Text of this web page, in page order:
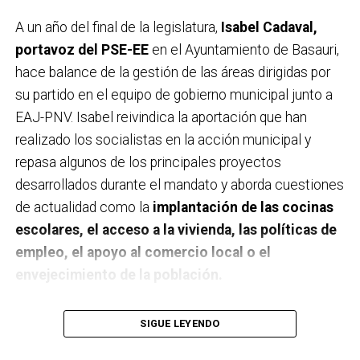
A un año del final de la legislatura, Isabel Cadaval,
portavoz del PSE-EEen el Ayuntamiento de Basauri,
hace balance de la gestión de las áreas dirigidas por
su partido en el equipo de gobierno municipal junto a
EAJ-PNV. Isabel reivindica la aportación que han
realizado los socialistas en la acción municipal y
repasa algunos de los principales proyectos
desarrollados durante el mandato y aborda cuestiones
de actualidad como la implantación de las cocinas
escolares, el acceso a la vivienda, las políticas de
empleo, el apoyo al comercio local o el
envejecimiento de la población.
A un año de acabar la legislatura, ¿qué balance
haces de la gestión del PSE en tus áreas dentro
SIGUE LEYENDO